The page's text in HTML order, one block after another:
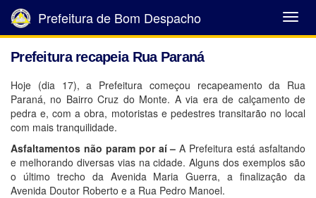
Abrir
Menu
Prefeitura de Bom Despacho
Prefeitura recapeia Rua Paraná
Hoje (dia 17), a Prefeitura começou recapeamento da Rua
Paraná, no Bairro Cruz do Monte. A via era de calçamento de
pedra e, com a obra, motoristas e pedestres transitarão no local
com mais tranquilidade.
Asfaltamentos não param por aí – A Prefeitura está asfaltando
e melhorando diversas vias na cidade. Alguns dos exemplos são
o último trecho da Avenida Maria Guerra, a finalização da
Avenida Doutor Roberto e a Rua Pedro Manoel.